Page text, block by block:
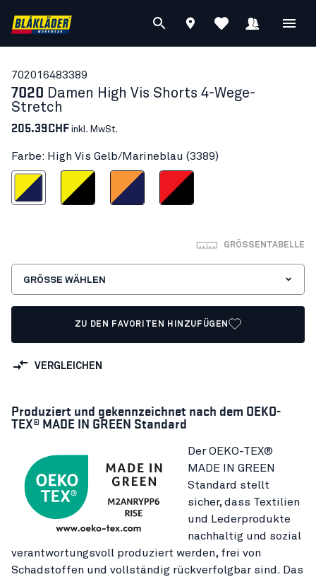
702016483389
7020 Damen High Vis Shorts 4-Wege-
Stretch
205.39CHF inkl. MwSt.
Farbe: High Vis Gelb/Marineblau (3389)
Gelb/Marineblau
High Vis Gelb/Schwarz
High Vis Orange/Marineblau
High Vis Rot/Schwarz
GRÖSSENTABELLE
GRÖSSE WÄHLEN
ZU DEN FAVORITEN HINZUFÜGEN
VERGLEICHEN
Produziert und gekennzeichnet nach dem OEKO-
TEX® MADE IN GREEN Standard
Der OEKO-TEX®
MADE IN GREEN
Standard stellt
sicher, dass Textilien
und Lederprodukte
nachhaltig und sozial
verantwortungsvoll produziert werden, frei von
Schadstoffen und vollständig rückverfolgbar sind. Das